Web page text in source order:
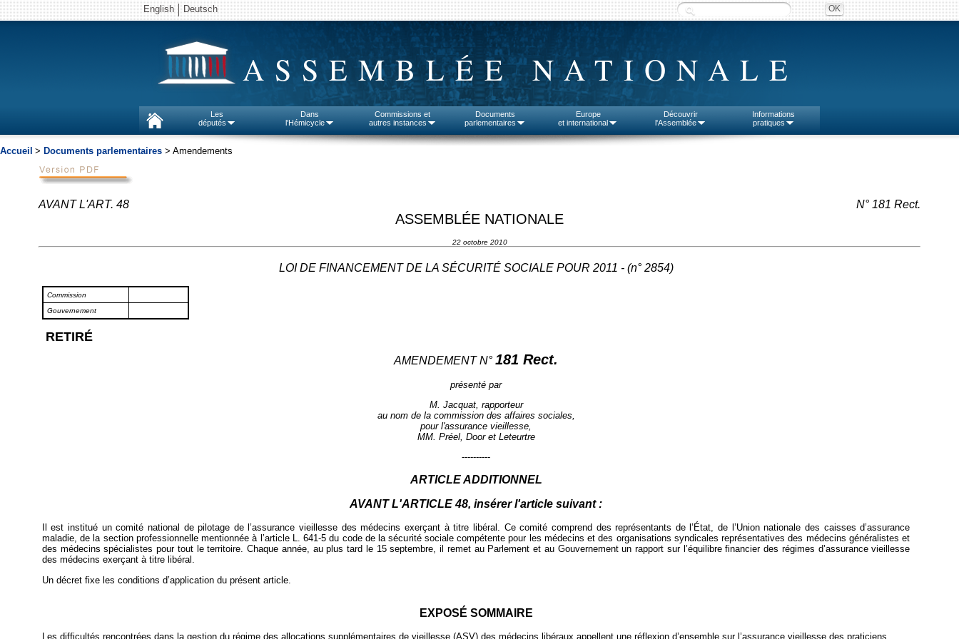
English Deutsch
ASSEMBLÉE NATIONALE
Les
députés
Dans
l'Hémicycle
Commissions et
autres instances
Documents
parlementaires
Europe
et international
Découvrir
l'Assemblée
Informations
pratiques
Accueil > Documents parlementaires > Amendements
AVANT L'ART. 48 N° 181 Rect.
ASSEMBLÉE NATIONALE
22 octobre 2010
LOI DE FINANCEMENT DE LA SÉCURITÉ SOCIALE POUR 2011 - (n° 2854)
Commission
Gouvernement
RETIRÉ
AMENDEMENT N° 181 Rect.
présenté par
M. Jacquat, rapporteur
au nom de la commission des affaires sociales,
pour l'assurance vieillesse,
MM. Préel, Door et Leteurtre
----------
ARTICLE ADDITIONNEL
AVANT L'ARTICLE48, insérer l'article suivant :
Il est institué un comité national de pilotage de l’assurance vieillesse des médecins exerçant à titre libéral. Ce comité comprend des représentants de l’État, de l’Union nationale des caisses d’assurance
maladie, de la section professionnelle mentionnée à l’article L. 641-5 du code de la sécurité sociale compétente pour les médecins et des organisations syndicales représentatives des médecins généralistes et
des médecins spécialistes pour tout le territoire. Chaque année, au plus tard le 15 septembre, il remet au Parlement et au Gouvernement un rapport sur l’équilibre financier des régimes d’assurance vieillesse
des médecins exerçant à titre libéral.
Un décret fixe les conditions d’application du présent article.
EXPOSÉ SOMMAIRE
Les difficultés rencontrées dans la gestion du régime des allocations supplémentaires de vieillesse (ASV) des médecins libéraux appellent une réflexion d’ensemble sur l’assurance vieillesse des praticiens.